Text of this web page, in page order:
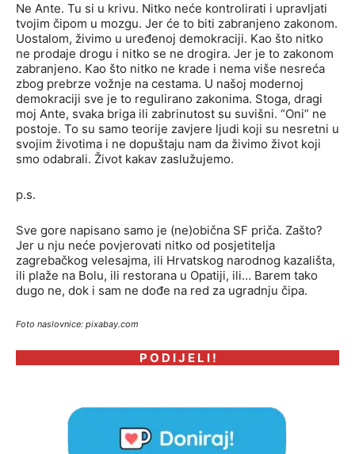
Ne Ante. Tu si u krivu. Nitko neće kontrolirati i upravljati
tvojim čipom u mozgu. Jer će to biti zabranjeno zakonom.
Uostalom, živimo u uređenoj demokraciji. Kao što nitko
ne prodaje drogu i nitko se ne drogira. Jer je to zakonom
zabranjeno. Kao što nitko ne krade i nema više nesreća
zbog prebrze vožnje na cestama. U našoj modernoj
demokraciji sve je to regulirano zakonima. Stoga, dragi
moj Ante, svaka briga ili zabrinutost su suvišni. “Oni” ne
postoje. To su samo teorije zavjere ljudi koji su nesretni u
svojim životima i ne dopuštaju nam da živimo život koji
smo odabrali. Život kakav zaslužujemo.
p.s.
Sve gore napisano samo je (ne)obična SF priča. Zašto?
Jer u nju neće povjerovati nitko od posjetitelja
zagrebačkog velesajma, ili Hrvatskog narodnog kazališta,
ili plaže na Bolu, ili restorana u Opatiji, ili… Barem tako
dugo ne, dok i sam ne dođe na red za ugradnju čipa.
Foto naslovnice: pixabay.com
P O D I J E L I !